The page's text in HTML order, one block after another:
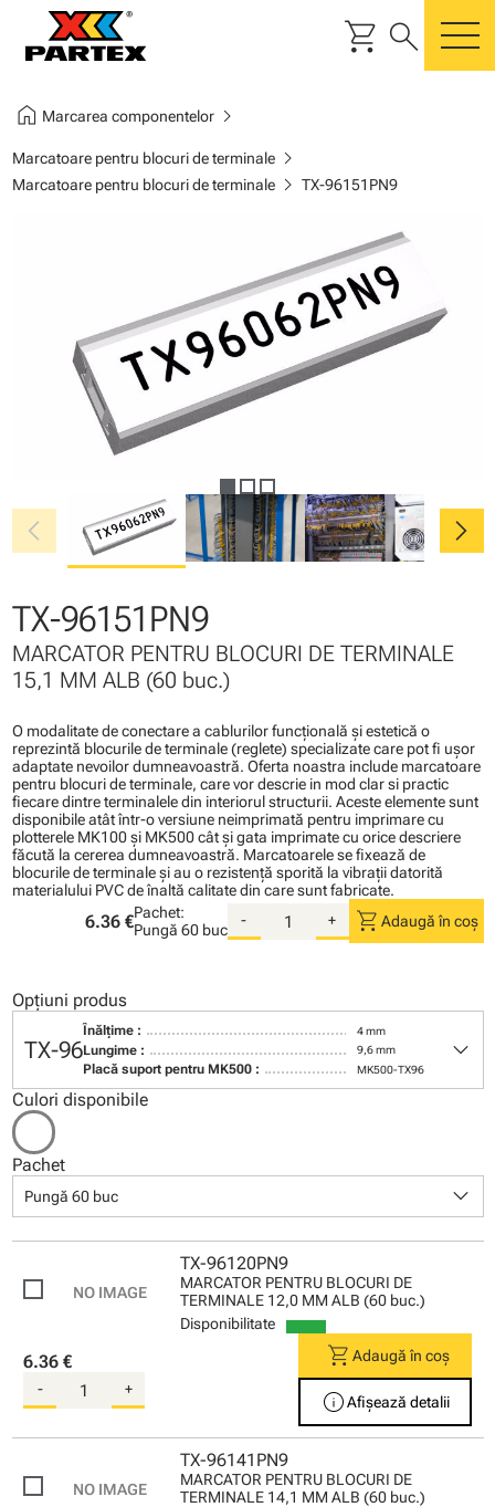
shopping_cart search
home Marcarea componentelorchevron_right
Marcatoare pentru blocuri de terminalechevron_right
Marcatoare pentru blocuri de terminalechevron_right TX-96151PN9
chevron_left chevron_right
TX-96151PN9
MARCATOR PENTRU BLOCURI DE TERMINALE
15,1 MM ALB (60 buc.)
O modalitate de conectare a cablurilor funcţională şi estetică o
reprezintă blocurile de terminale (reglete) specializate care pot fi uşor
adaptate nevoilor dumneavoastră. Oferta noastra include marcatoare
pentru blocuri de terminale, care vor descrie in mod clar si practic
fiecare dintre terminalele din interiorul structurii. Aceste elemente sunt
disponibile atât într-o versiune neimprimată pentru imprimare cu
plotterele MK100 şi MK500 cât şi gata imprimate cu orice descriere
făcută la cererea dumneavoastră. Marcatoarele se fixează de
blocurile de terminale şi au o rezistenţă sporită la vibraţii datorită
materialului PVC de înaltă calitate din care sunt fabricate.
6.36 €Pachet:
Pungă 60 buc
- + shopping_cart Adaugă în coș
Opțiuni produs
TX-96
Înălţime : 4 mm
Lungime : 9,6 mm
Placă suport pentru MK500 : MK500-TX96 keyboard_arrow_down
Culori disponibile
Pachet
Pungă 60 buc keyboard_arrow_down
TX-96120PN9
MARCATOR PENTRU BLOCURI DE
TERMINALE 12,0 MM ALB (60 buc.)
Disponibilitate
6.36 €
- +
shopping_cartAdaugă în coș
infoAfișează detalii
TX-96141PN9
MARCATOR PENTRU BLOCURI DE
TERMINALE 14,1 MM ALB (60 buc.)